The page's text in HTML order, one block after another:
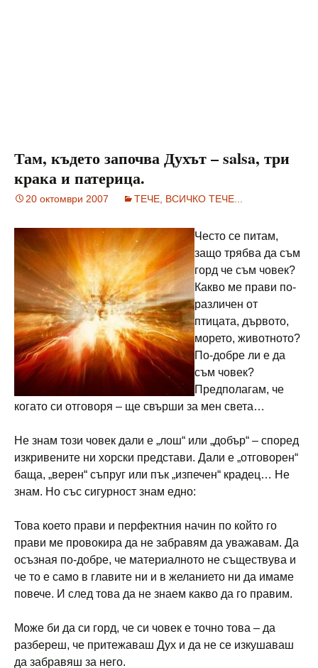
Там, където започва Духът – salsa, три
крака и патерица.
20 октомври 2007 ТЕЧЕ, ВСИЧКО ТЕЧЕ...
Често се питам,
защо трябва да съм
горд че съм човек?
Какво ме прави по-
различен от
птицата, дървото,
морето, животното?
По-добре ли е да
съм човек?
Предполагам, че
когато си отговоря – ще свърши за мен света…
Не знам този човек дали е „лош“ или „добър“ – според
изкривените ни хорски представи. Дали е „отговорен“
баща, „верен“ съпруг или пък „изпечен“ крадец… Не
знам. Но със сигурност знам едно:
Това което прави и перфектния начин по който го
прави ме провокира да не забравям да уважавам. Да
осъзная по-добре, че материалното не съществува и
че то е само в главите ни и в желанието ни да имаме
повече. И след това да не знаем какво да го правим.
Може би да си горд, че си човек е точно това – да
разбереш, че притежаваш Дух и да не се изкушаваш
да забравяш за него.